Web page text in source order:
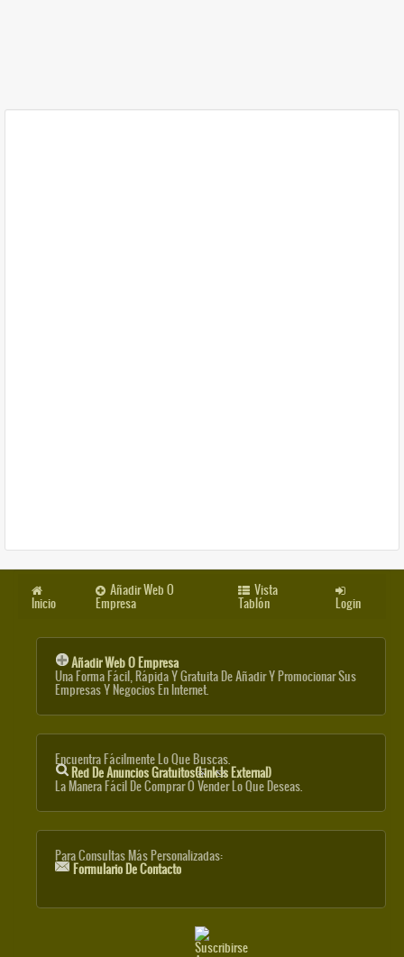
Inicio
Añadir Web O
Empresa
Vista
Tablón Login
Añadir Web O Empresa
Una Forma Fácil, Rápida Y Gratuita De Añadir Y Promocionar Sus
Empresas Y Negocios En Internet.
Encuentra Fácilmente Lo Que Buscas.
Red De Anuncios Gratuitos(link Is External)
La Manera Fácil De Comprar O Vender Lo Que Deseas.
Para Consultas Más Personalizadas:
Formulario De Contacto